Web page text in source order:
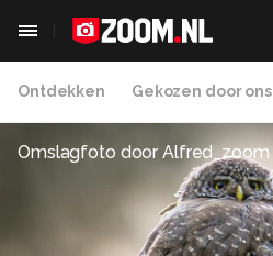
Ontdekken Gekozen door ons
Omslagfoto doorAlfred_zoom